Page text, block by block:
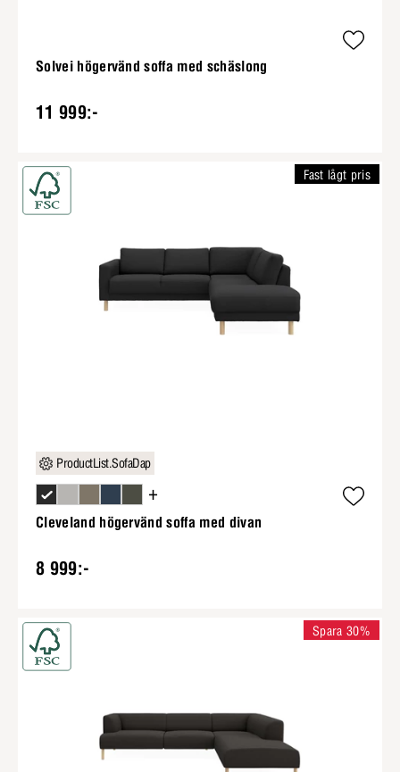
Solvei högervänd soffa med schäslong
11 999:-
ProductList.SofaDap
+
Cleveland högervänd soffa med divan
8 999:-
Fast lågt pris
Spara 30%